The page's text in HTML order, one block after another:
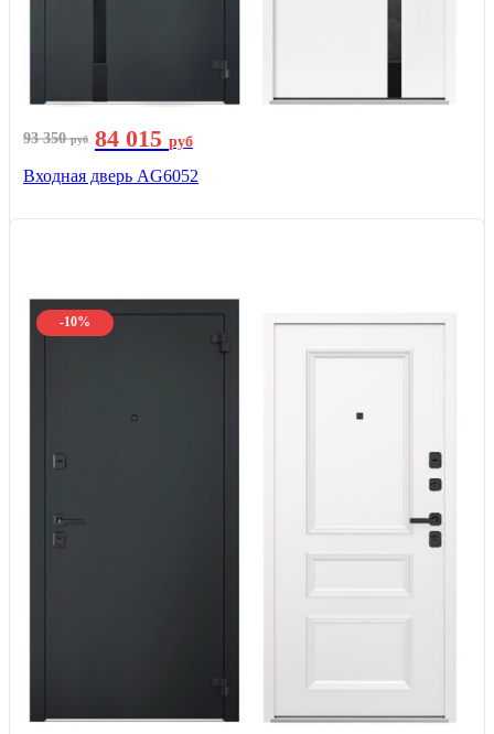
93 350руб 84 015 руб
Входная дверь AG6052
-10%